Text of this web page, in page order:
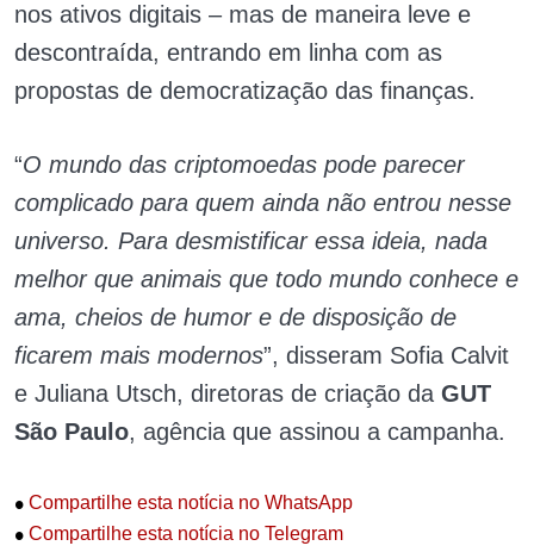
nos ativos digitais – mas de maneira leve e
descontraída, entrando em linha com as
propostas de democratização das finanças.
“O mundo das criptomoedas pode parecer
complicado para quem ainda não entrou nesse
universo. Para desmistificar essa ideia, nada
melhor que animais que todo mundo conhece e
ama, cheios de humor e de disposição de
ficarem mais modernos”, disseram Sofia Calvit
e Juliana Utsch, diretoras de criação da GUT
São Paulo, agência que assinou a campanha.
• Compartilhe esta notícia no WhatsApp
• Compartilhe esta notícia no Telegram